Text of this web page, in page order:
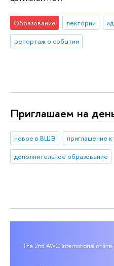
Образование лектории
репортаж о событии
Приглашаем на
новое в ВШЭ
приглашение
дополнительное образование